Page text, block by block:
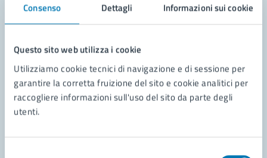
Consenso Dettagli Informazioni sui cookie
Questo sito web utilizza i cookie
Utilizziamo cookie tecnici di navigazione e di sessione per
garantire la corretta fruizione del sito e cookie analitici per
raccogliere informazioni sull'uso del sito da parte degli
utenti.
Leggi le domande frequenti
Richiedi assistenza
Prenota appuntamento
Problemi in città